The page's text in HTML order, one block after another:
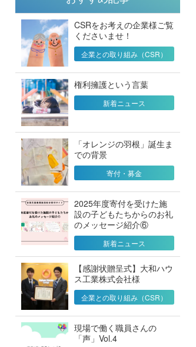
CSRをお考えの企業様ご覧
くださいませ！
企業との取り組み（CSR）
権利擁護という言葉
新着ニュース
「オレンジの羽根」誕生ま
での背景
寄付・募金
2025年度寄付を受けた施
設の子どもたちからのお礼
のメッセージ紹介⑥
新着ニュース
【感謝状贈呈式】大和ハウ
ス工業株式会社様
企業との取り組み（CSR）
現場で働く職員さんの
「声」Vol.4